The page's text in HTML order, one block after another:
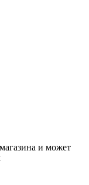
и может